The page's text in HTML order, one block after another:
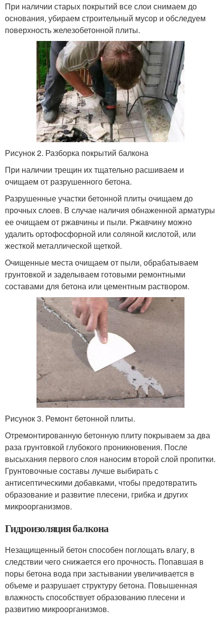
При наличии старых покрытий все слои снимаем до
основания, убираем строительный мусор и обследуем
поверхность железобетонной плиты.
Рисунок 2. Разборка покрытий балкона
При наличии трещин их тщательно расшиваем и
очищаем от разрушенного бетона.
Разрушенные участки бетонной плиты очищаем до
прочных слоев. В случае наличия обнаженной арматуры
ее очищаем от ржавчины и пыли. Ржавчину можно
удалить ортофосфорной или соляной кислотой, или
жесткой металлической щеткой.
Очищенные места очищаем от пыли, обрабатываем
грунтовкой и заделываем готовыми ремонтными
составами для бетона или цементным раствором.
Рисунок 3. Ремонт бетонной плиты.
Отремонтированную бетонную плиту покрываем за два
раза грунтовкой глубокого проникновения. После
высыхания первого слоя наносим второй слой пропитки.
Грунтовочные составы лучше выбирать с
антисептическими добавками, чтобы предотвратить
образование и развитие плесени, грибка и других
микроорганизмов.
Гидроизоляция балкона
Незащищенный бетон способен поглощать влагу, в
следствии чего снижается его прочность. Попавшая в
поры бетона вода при застывании увеличивается в
объеме и разрушает структуру бетона. Повышенная
влажность способствует образованию плесени и
развитию микроорганизмов.